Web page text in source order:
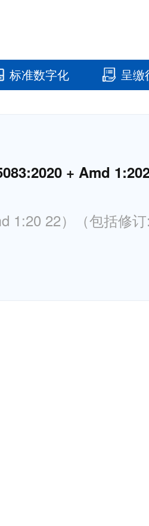
标准数字化 呈缴
+ Amd
22）（包括修订